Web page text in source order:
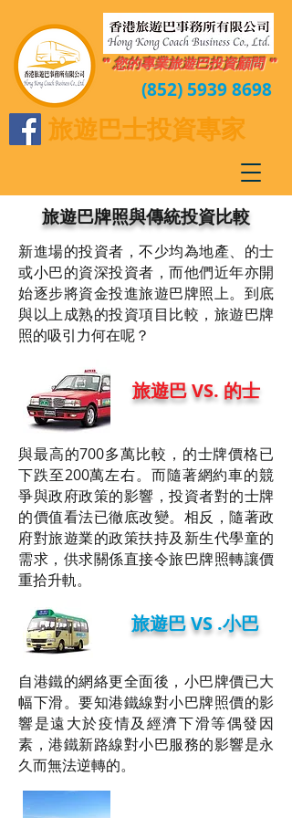
" 您的專業旅遊巴投資顧問 "
(852) 5939 8698
旅遊巴士投資專家
旅遊巴牌照與傳統投資比較
新進場的投資者，不少均為地產、的士
或小巴的資深投資者，而他們近年亦開
始逐步將資金投進旅遊巴牌照上。到底
與以上成熟的投資項目比較，旅遊巴牌
照的吸引力何在呢？
旅遊巴 VS. 的士
與最高的700多萬比較，的士牌價格已
下跌至200萬左右。而隨著網約車的競
爭與政府政策的影響，投資者對的士牌
的價值看法已徹底改變。相反，隨著政
府對旅遊業的政策扶持及新生代學童的
需求，供求關係直接令旅巴牌照轉讓價
重拾升軌。
旅遊巴 VS .小巴
自港鐵的網絡更全面後，小巴牌價已大
幅下滑。要知港鐵線對小巴牌照價的影
響是遠大於疫情及經濟下滑等偶發因
素，港鐵新路線對小巴服務的影響是永
久而無法逆轉的。